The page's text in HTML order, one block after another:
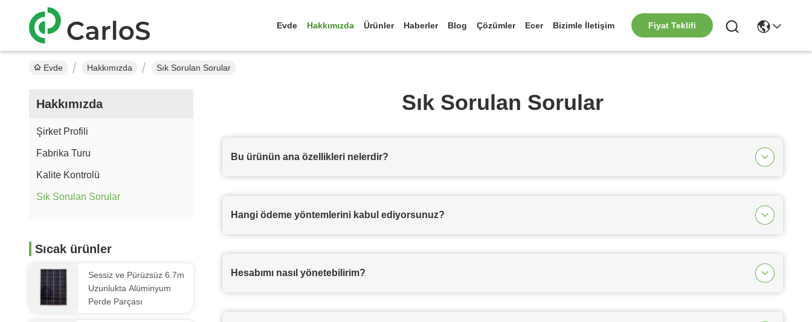
Evde Hakkımızda Ürünler Haberler Blog Çözümler Ecer Bizimle İletişim Fiyat Teklifi
Evde Hakkımızda Sık Sorulan Sorular
Hakkımızda
Şirket Profili
Fabrika Turu
Kalite Kontrolü
Sık Sorulan Sorular
Sıcak ürünler
Sessiz ve Pürüzsüz 6.7m
Uzunlukta Alüminyum
Perde Parçası
Sık Sorulan Sorular
Bu ürünün ana özellikleri nelerdir?
Hangi ödeme yöntemlerini kabul ediyorsunuz?
Hesabımı nasıl yönetebilirim?